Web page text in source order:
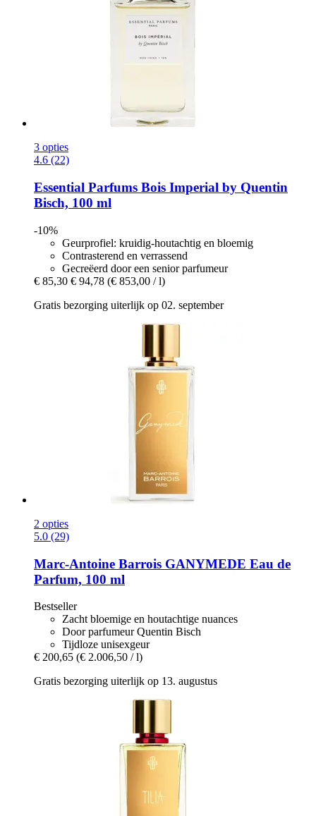
3 opties
4.6 (22)
Essential Parfums Bois Imperial by Quentin
Bisch, 100 ml
-10%
Geurprofiel: kruidig-houtachtig en bloemig
Contrasterend en verrassend
Gecreëerd door een senior parfumeur
€ 85,30 € 94,78 (€ 853,00 / l)
Gratis bezorging uiterlijk op 02. september
2 opties
5.0 (29)
Marc-Antoine Barrois GANYMEDE Eau de
Parfum, 100 ml
Bestseller
Zacht bloemige en houtachtige nuances
Door parfumeur Quentin Bisch
Tijdloze unisexgeur
€ 200,65 (€ 2.006,50 / l)
Gratis bezorging uiterlijk op 13. augustus